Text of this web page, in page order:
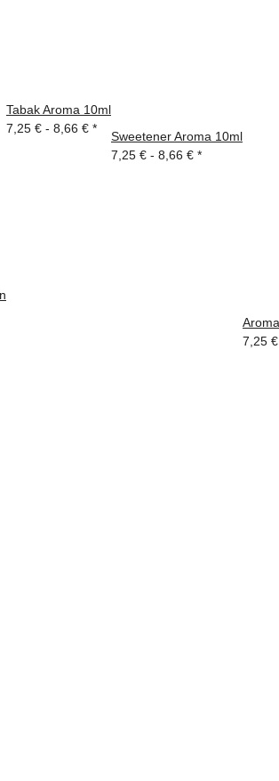
Tabak Aroma 10ml
7,25 € - 8,66 € *
Sweetener Aroma 10ml
7,25 € - 8,66 € *
7,25